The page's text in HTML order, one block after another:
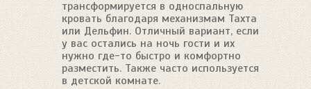
трансформируется в односпальную
кровать благодаря механизмам Тахта
или Дельфин. Отличный вариант, если
у вас остались на ночь гости и их
нужно где-то быстро и комфортно
разместить. Также часто используется
в детской комнате.